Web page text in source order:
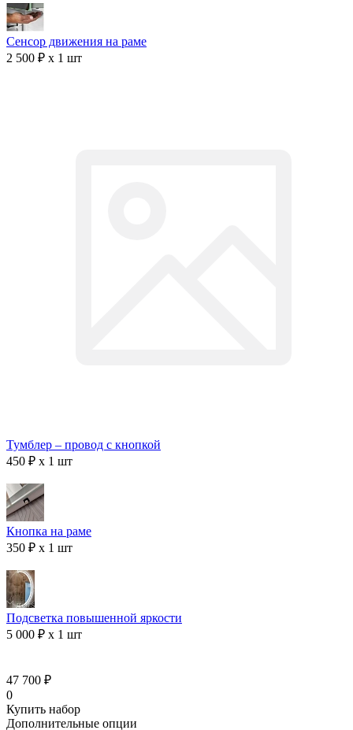
Сенсор движения на раме
2 500 ₽ x 1 шт
Тумблер – провод с кнопкой
450 ₽ x 1 шт
Кнопка на раме
350 ₽ x 1 шт
Подсветка повышенной яркости
5 000 ₽ x 1 шт
47 700 ₽
0
Купить набор
Дополнительные опции